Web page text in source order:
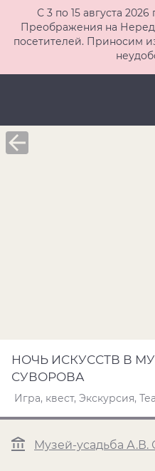
С 3 по 15 августа
Преображения на
посетителей. Приносим
НОЧЬ ИСКУССТВ В
СУВОРОВА
Игра, квест, Экскурсия,
Музей-усадьба А.В.